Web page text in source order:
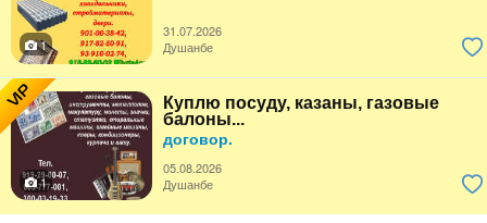
31.07.2026
1
Душанбе
VIP
Куплю посуду, казаны, газовые
балоны...
договор.
05.08.2026
1
Душанбе